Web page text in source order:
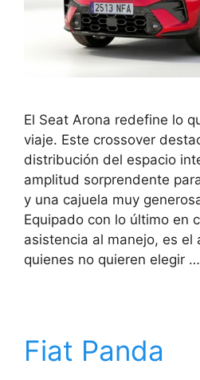
El Seat Arona redefine lo
viaje. Este crossover
distribución del espacio
amplitud sorprendente
y una cajuela muy
Equipado con lo último en
asistencia al manejo, es el
quienes no quieren elegir …
Fiat Panda